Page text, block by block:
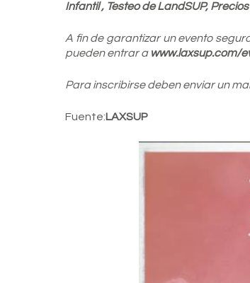
Infantil , Testeo de LandSUP,
A fin de garantizar un evento
pueden entrar a www.laxsup.com/
Para inscribirse deben enviar un
Fuente:LAXSUP